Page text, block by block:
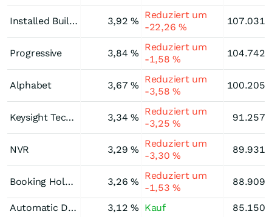
Installed Building Products 3,92 %
Reduziert um
-22,26 %
Progressive 3,84 %
Reduziert um
-1,58 %
Alphabet 3,67 %
Reduziert um
-3,58 %
Keysight Technologies 3,34 %
Reduziert um
-3,25 %
NVR 3,29 %
Reduziert um
-3,30 %
Booking Holdings 3,26 %
Reduziert um
-1,53 %
Automatic Data Processing 3,12 % Kauf